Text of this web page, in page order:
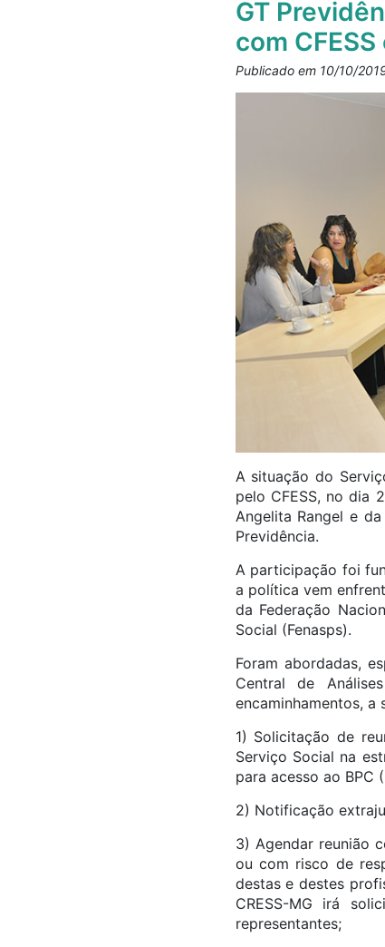
GT
com
Publicado em 10/10/
A situação do
pelo CFESS, no dia
Angelita Rangel e
Previdência.
A participação foi
a política vem
da Federação
Social (Fenasps).
Foram abordadas,
Central de
encaminhamentos, a
1) Solicitação de
Serviço Social na
para acesso ao BPC
2) Notificação
3) Agendar reunião
ou com risco de
destas e destes
CRESS-MG irá
representantes;